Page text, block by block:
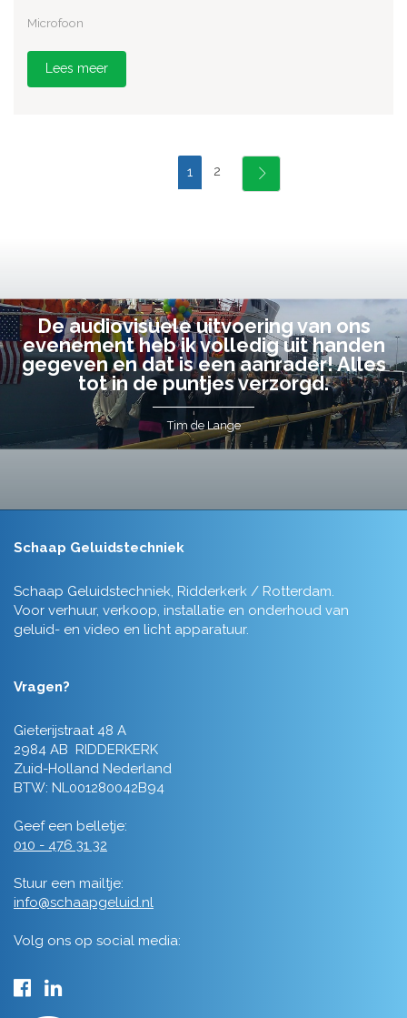
Microfoon
Lees meer
1 2
De audiovisuele uitvoering van ons
evenement heb ik volledig uit handen
gegeven en dat is een aanrader! Alles
tot in de puntjes verzorgd.
Tim de Lange
Schaap Geluidstechniek
Schaap Geluidstechniek, Ridderkerk / Rotterdam.
Voor verhuur, verkoop, installatie en onderhoud van
geluid- en video en licht apparatuur.
Vragen?
Gieterijstraat 48 A
2984 AB RIDDERKERK
Zuid-Holland Nederland
BTW: NL001280042B94
Geef een belletje:
010 - 476 31 32
Stuur een mailtje:
info@schaapgeluid.nl
Volg ons op social media: